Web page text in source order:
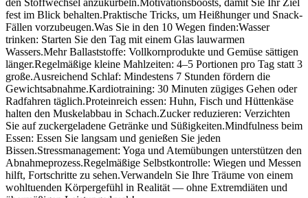
den Stoffwechsel anzukurbeln.Motivationsboosts, damit Sie Ihr Ziel
fest im Blick behalten.Praktische Tricks, um Heißhunger und Snack-
Fällen vorzubeugen.Was Sie in den 10 Wegen finden:Wasser
trinken: Starten Sie den Tag mit einem Glas lauwarmen
Wassers.Mehr Ballaststoffe: Vollkornprodukte und Gemüse sättigen
länger.Regelmäßige kleine Mahlzeiten: 4–5 Portionen pro Tag statt 3
große.Ausreichend Schlaf: Mindestens 7 Stunden fördern die
Gewichtsabnahme.Kardiotraining: 30 Minuten zügiges Gehen oder
Radfahren täglich.Proteinreich essen: Huhn, Fisch und Hüttenkäse
halten den Muskelabbau in Schach.Zucker reduzieren: Verzichten
Sie auf zuckergeladene Getränke und Süßigkeiten.Mindfulness beim
Essen: Essen Sie langsam und genießen Sie jeden
Bissen.Stressmanagement: Yoga und Atemübungen unterstützen den
Abnahmeprozess.Regelmäßige Selbstkontrolle: Wiegen und Messen
hilft, Fortschritte zu sehen.Verwandeln Sie Ihre Träume von einem
wohltuenden Körpergefühl in Realität — ohne Extremdiäten und